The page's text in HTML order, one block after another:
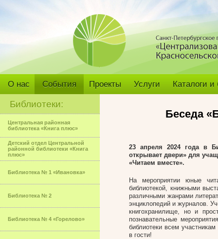
О нас События Проекты Услуги Каталоги
Библиотеки:
Центральная районная
библиотека «Книга плюс»
Детский отдел Центральной
районной библиотеки «Книга
плюс»
Библиотека № 1 «Ивановка»
Библиотека № 2
Библиотека № 4 «Горелово»
Беседа
23 апреля 2024 года в
открывает двери» для
«Читаем вместе».
На мероприятии юные
библиотекой, книжными
различными жанрами
энциклопедий и журналов.
книгохранилище, но и
познавательные
библиотеки всем
в гости!